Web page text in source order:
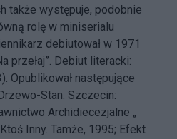
także występuje, podobnie
rolę w miniserialu
debiutował w 1971
przełaj”. Debiut literacki:
Opublikował następujące
Stan. Szczecin:
Archidiecezjalne „
Inny. Tamże, 1995; Efekt